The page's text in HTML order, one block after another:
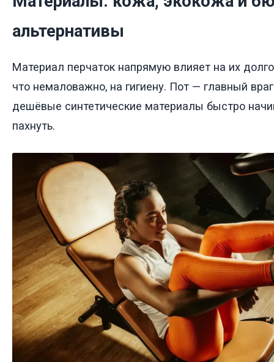
альтернативы
Материал перчаток напрямую влияет на их
что немаловажно, на гигиену. Пот — главный
дешёвые синтетические материалы быстро
пахнуть.